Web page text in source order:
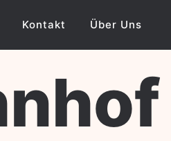
Kontakt Über Uns